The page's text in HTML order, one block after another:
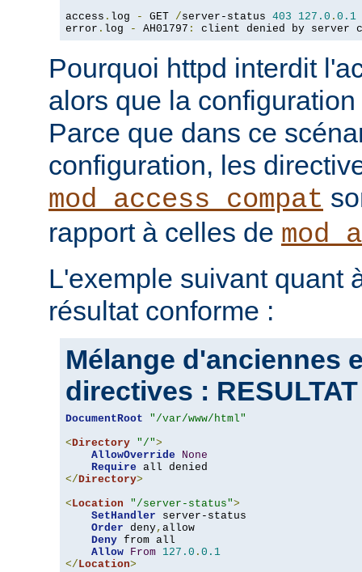
access . log - GET /server-status 403 127.0 . 0.1
error . log - AH01797 : client denied by server
Pourquoi httpd interdit
alors que la
Parce que dans ce
configuration, les
mod_access_compat
rapport à celles de
L'exemple suivant quant
résultat conforme :
Mélange d'anciennes
directives :
DocumentRoot
"/var/www/html"
<Directory "/">
AllowOverride
None
Require
</Directory>
<Location "/server-status">
SetHandler server-status
Order deny, allow
Deny from all
Allow From 127.0 . 0.1
</Location>